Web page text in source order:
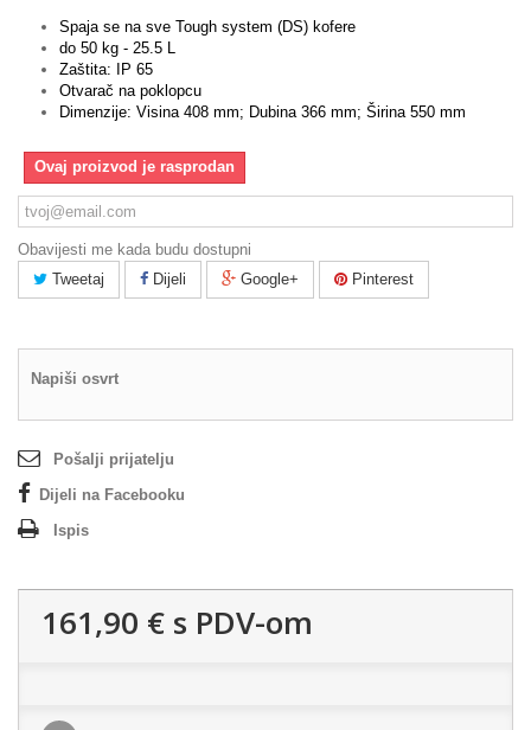
Spaja se na sve Tough system (DS) kofere
do 50 kg - 25.5 L
Zaštita: IP 65
Otvarač na poklopcu
Dimenzije: Visina 408 mm; Dubina 366 mm; Širina 550 mm
Ovaj proizvod je rasprodan
Obavijesti me kada budu dostupni
Tweetaj
Dijeli Google+ Pinterest
Napiši osvrt
Pošalji prijatelju
Dijeli na Facebooku
Ispis
161,90 € s PDV-om